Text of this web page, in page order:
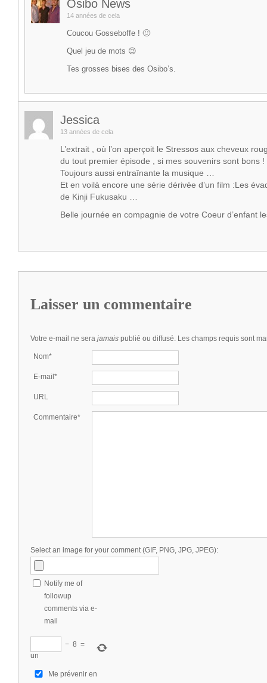
Osibo News
14 années de cela
Coucou Gosseboffe ! 🙂
Quel jeu de mots 😉
Tes grosses bises des Osibo’s.
Jessica
13 années de cela
L’extrait , où l’on aperçoit le Stressos aux cheveux
du tout premier épisode , si mes souvenirs sont bons !
Toujours aussi entraînante la musique …
Et en voilà encore une série dérivée d’un film :Les
de Kinji Fukusaku …
Belle journée en compagnie de votre Coeur d’enfant
Laisser un commentaire
Votre e-mail ne sera jamais publié ou diffusé. Les champs requis sont
Nom*
E-mail*
URL
Commentaire*
Select an image for your comment (GIF, PNG, JPG, JPEG):
Notify me of
followup
comments via e-
mail
− 8 =
un
Me prévenir en